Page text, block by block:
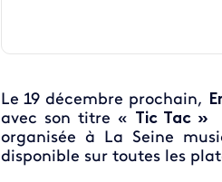
Le 19 décembre prochain,
avec son titre « Tic Tac »
organisée à La Seine
disponible sur toutes les